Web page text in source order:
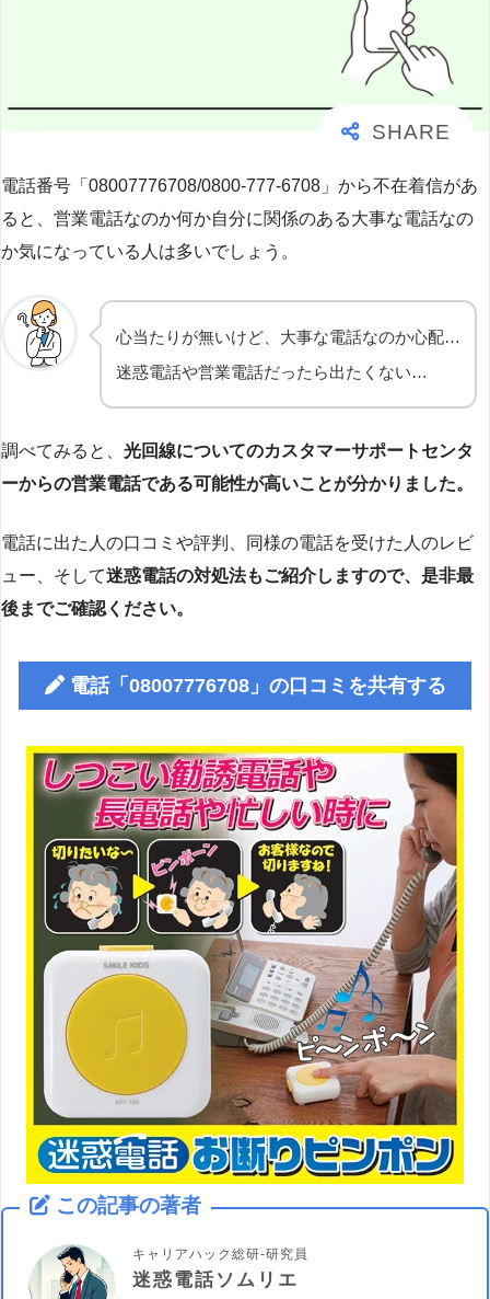
電話番号「08007776708/0800-777-6708」から不在着信があ
ると、営業電話なのか何か自分に関係のある大事な電話なの
か気になっている人は多いでしょう。
心当たりが無いけど、大事な電話なのか心配…
迷惑電話や営業電話だったら出たくない…
調べてみると、 光回線についてのカスタマーサポートセンタ
ーからの営業電話である可能性が高いことが分かりました。
電話に出た人の口コミや評判、同様の電話を受けた人のレビ
ュー、そして迷惑電話の対処法もご紹介しますので、是非最
後までご確認ください。
電話「08007776708」の口コミを共有する
この記事の著者
キャリアハック総研-研究員
迷惑電話ソムリエ